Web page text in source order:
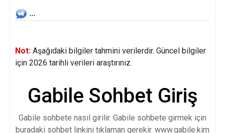
...
Not: Aşağıdaki bilgiler tahmini verilerdir. Güncel bilgiler
için 2026 tarihli verileri araştırınız.
Gabile Sohbet Giriş
Gabile sohbete nasıl girilir. Gabile sohbete girmek için
buradaki sohbet linkini tıklaman gerekir. www.gabile.kim